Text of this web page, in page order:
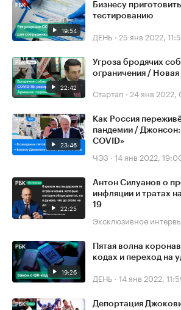
19:54
Бизнесу
тестированию
ДЕНЬ · 25 янв 2022,
22:42
Угроза бродячих
ограничения /
Стартап · 24 янв 2022,
23:46
Как Россия
пандемии /
COVID»
ЧЭЗ · 14 янв 2022,
22:25
Антон Силуанов о
инфляции и тратах
19
Эксклюзивное
19:26
Пятая волна
кодах и переход на
ДЕНЬ · 14 янв 2022,
Депортация